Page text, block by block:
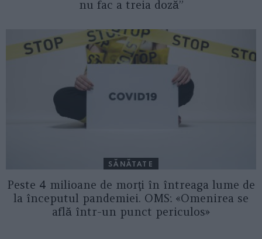
nu fac a treia doză”
SĂNĂTATE
Peste 4 milioane de morţi în întreaga lume de
la începutul pandemiei. OMS: «Omenirea se
află într-un punct periculos»